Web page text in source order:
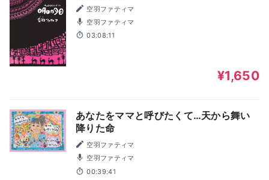
空羽ファティマ
空羽ファティマ
03:08:11
¥1,650
あなたをママと呼びたくて…天から舞い
降りた命
空羽ファティマ
空羽ファティマ
00:39:41